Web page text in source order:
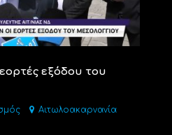
εξόδου του
Αιτωλοακαρνανία